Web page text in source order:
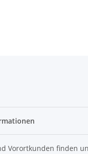
Vorortkunden finden